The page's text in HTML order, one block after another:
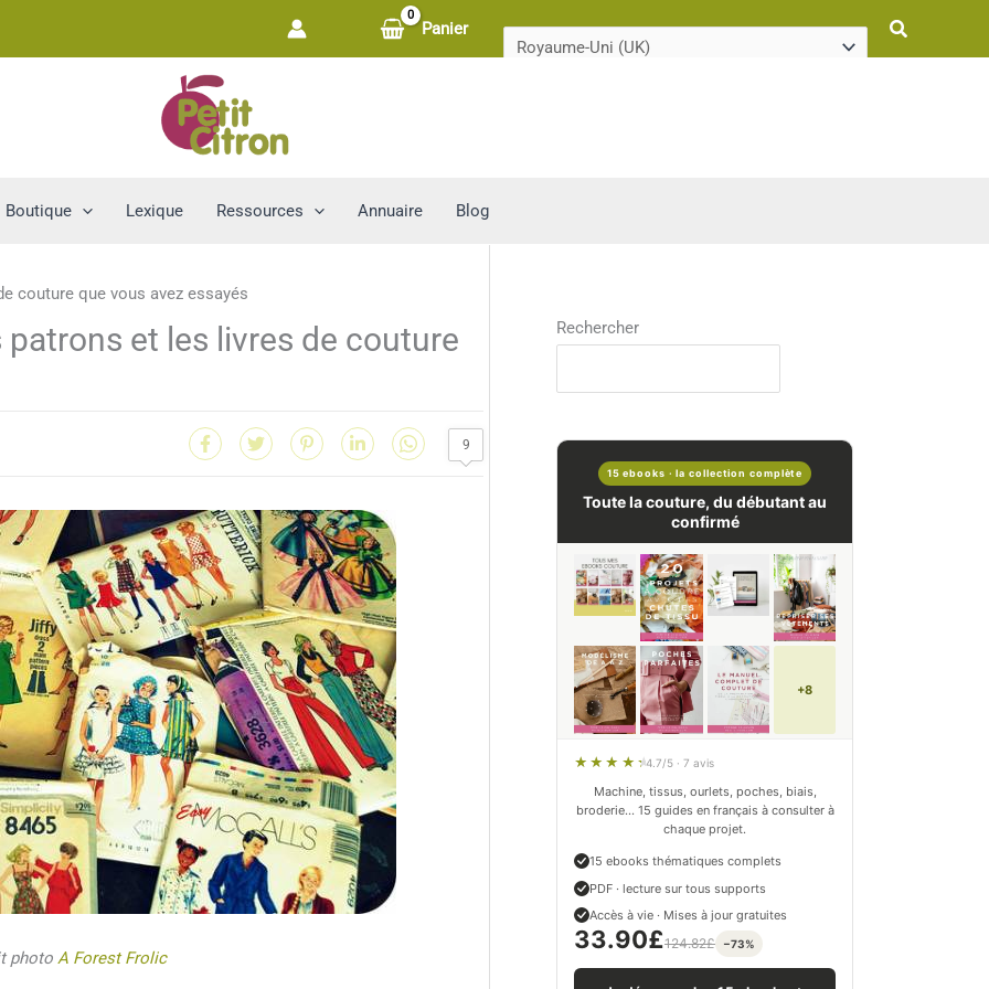
Panier Rechercher
Boutique Lexique Ressources Annuaire Blog
et les livres de couture
9
photo A Forest Frolic
Rechercher
15 ebooks · la collection complète
Toute la couture, du débutant au
confirmé
+8
4.7/5 · 7 avis
Machine, tissus, ourlets, poches, biais,
broderie… 15 guides en français à consulter à
chaque projet.
15 ebooks thématiques complets
PDF · lecture sur tous supports
Accès à vie · Mises à jour gratuites
33.90£124.82£ −73%